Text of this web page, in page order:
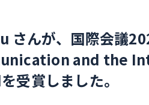
さんが、国際会
and the
賞しました。